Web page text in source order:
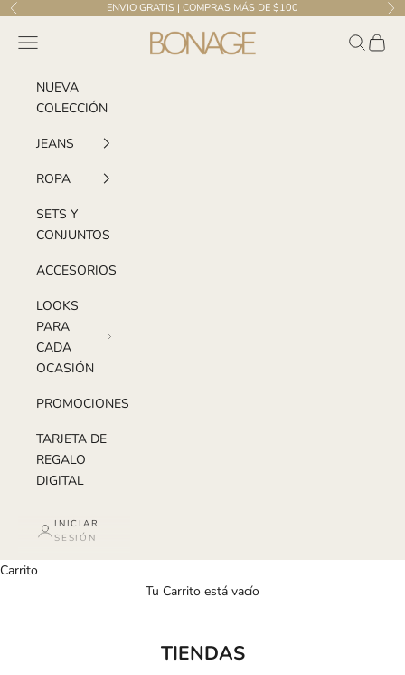
Ir al contenido
Anterior ENVIO GRATIS | COMPRAS MÁS DE $100
Bonage | El Salvador
Menú Buscar
Carrito
NUEVA
COLECCIÓN
JEANS
ROPA
SETS Y
CONJUNTOS
ACCESORIOS
LOOKS
PARA
CADA
OCASIÓN
PROMOCIONES
TARJETA DE
REGALO
DIGITAL
INICIAR
SESIÓN
Carrito
Tu Carrito está vacío
TIENDAS